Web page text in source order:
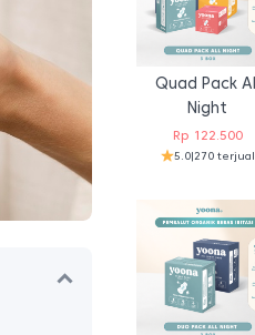
Quad Pack All
Night
Rp122.500
5.0|270 terjual